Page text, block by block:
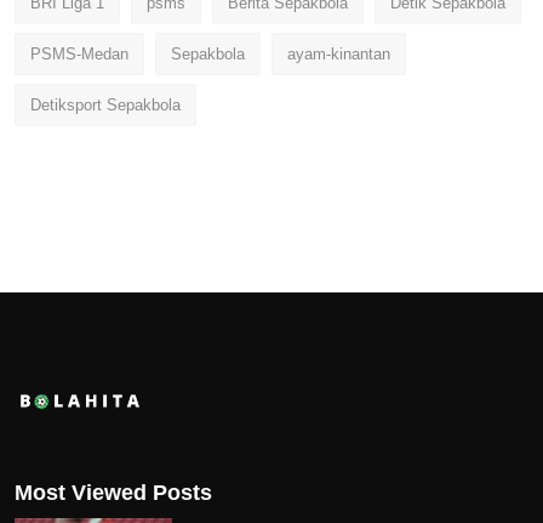
PSMS-Medan Sepakbola ayam-kinantan
Detiksport Sepakbola
Most Viewed Posts